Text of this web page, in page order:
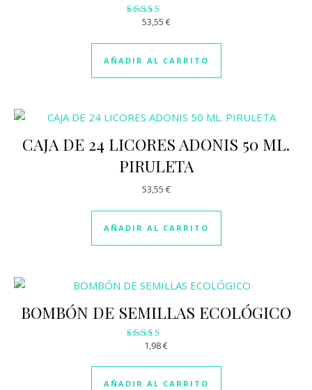
Valorado
2.86
de 5
53,55 €
AÑADIR AL CARRITO
CAJA DE 24 LICORES ADONIS 50 ML.
PIRULETA
53,55 €
AÑADIR AL CARRITO
BOMBÓN DE SEMILLAS ECOLÓGICO
Valorado
3.08
de 5
1,98€
AÑADIR AL CARRITO